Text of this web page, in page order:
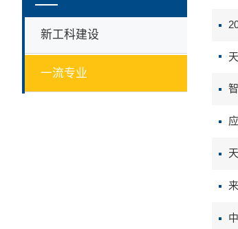
新工科建设
一流专业